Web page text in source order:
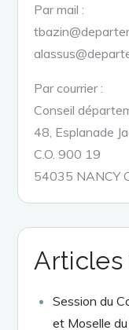
Par mail :
Par courrier :
Conseil
48, Esplanade
C.O. 900 19
54035 NANCY
Articles
Session du
et Moselle